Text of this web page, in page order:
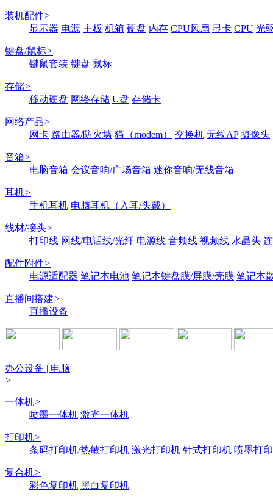
装机配件>
显示器 电源 主板 机箱 硬盘 内存 CPU风扇 显卡 CPU 光
键盘/鼠标>
键鼠套装 键盘 鼠标
存储>
移动硬盘 网络存储 U盘 存储卡
网络产品>
网卡 路由器/防火墙 猫（modem） 交换机 无线AP 摄像头
音箱>
电脑音箱 会议音响/广场音箱 迷你音响/无线音箱
耳机>
手机耳机 电脑耳机（入耳/头戴）
线材/接头>
打印线 网线/电话线/光纤 电源线 音频线 视频线 水晶头
配件附件>
电源适配器 笔记本电池 笔记本键盘膜/屏膜/壳膜 笔记本
直播间搭建>
直播设备
办公设备 | 电脑
>
一体机>
喷墨一体机 激光一体机
打印机>
条码打印机/热敏打印机 激光打印机 针式打印机 喷墨打
复合机>
彩色复印机 黑白复印机